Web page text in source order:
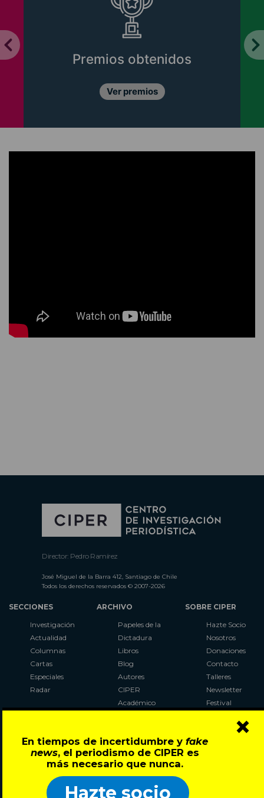
En tiempos de incertidumbre y fake
news, el periodismo de CIPER es
más necesario que nunca.
Hazte socio
×
Premios obtenidos
Ver premios
Director: Pedro Ramírez
José Miguel de la Barra 412, Santiago de Chile
Todos los derechos reservados © 2007-2026
SECCIONES
Investigación
Actualidad
Columnas
Cartas
Especiales
Radar
ARCHIVO
Papeles de la
Dictadura
Libros
Blog
Autores
CIPER
Académico
Al Plebiscito
con CIPER
SOBRE CIPER
Hazte Socio
Nosotros
Donaciones
Contacto
Talleres
Newsletter
Festival